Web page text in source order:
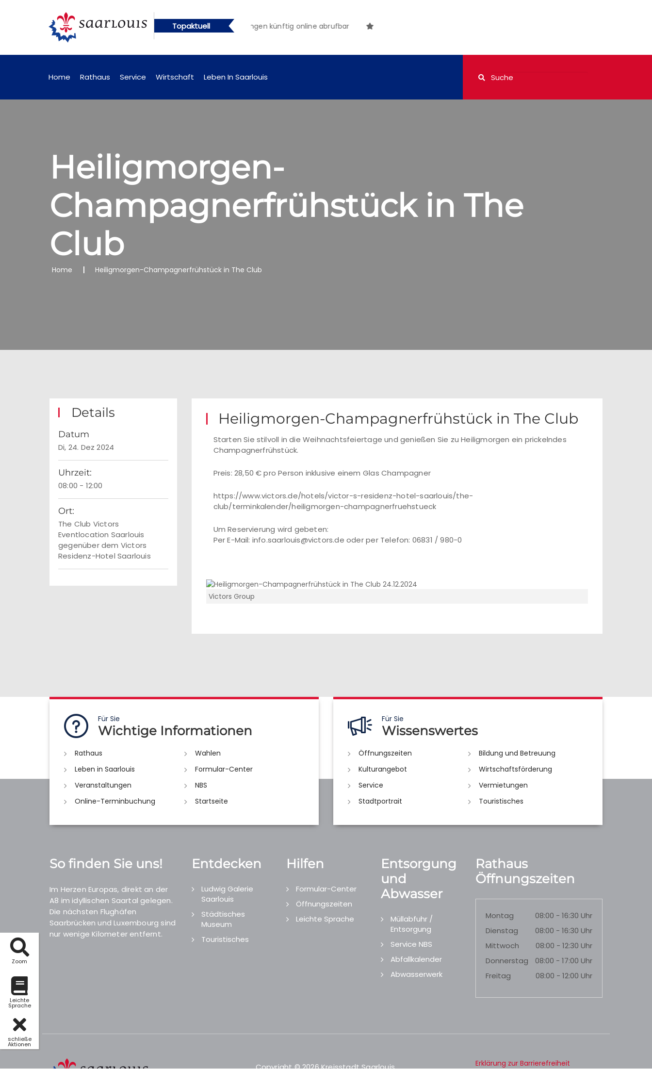
Zoom
Leichte
Sprache
schließe
Aktionen
Topaktuell
künftig online abrufbar Öffentliche Bekanntmachungen künftig online abrufbar
Home Rathaus Service Wirtschaft Leben In Saarlouis
Heiligmorgen-
Champagnerfrühstück in The
Club
Home Heiligmorgen-Champagnerfrühstück in The Club
Details
Datum
Di, 24. Dez 2024
Uhrzeit:
08:00 - 12:00
Ort:
The Club Victors
Eventlocation Saarlouis
gegenüber dem Victors
Residenz-Hotel Saarlouis
Heiligmorgen-Champagnerfrühstück in The Club
Starten Sie stilvoll in die Weihnachtsfeiertage und genießen Sie zu Heiligmorgen ein prickelndes
Champagnerfrühstück.
Preis: 28,50 € pro Person inklusive einem Glas Champagner
https://www.victors.de/hotels/victor-s-residenz-hotel-saarlouis/the-
club/terminkalender/heiligmorgen-champagnerfruehstueck
Um Reservierung wird gebeten:
Per E-Mail: info.saarlouis@victors.de oder per Telefon: 06831 / 980-0
Victors Group
Für Sie
Wichtige Informationen
Rathaus
Wahlen
Leben in Saarlouis
Formular-Center
Veranstaltungen
NBS
Online-Terminbuchung
Startseite
Für Sie
Wissenswertes
Öffnungszeiten
Bildung und Betreuung
Kulturangebot
Wirtschaftsförderung
Service
Vermietungen
Stadtportrait
Touristisches
So finden Sie uns!
Im Herzen Europas, direkt an der
A8 im idyllischen Saartal gelegen.
Die nächsten Flughäfen
Saarbrücken und Luxembourg sind
nur wenige Kilometer entfernt.
Entdecken
Ludwig Galerie
Saarlouis
Städtisches
Museum
Touristisches
Hilfen
Formular-Center
Öffnungszeiten
Leichte Sprache
Entsorgung
und
Abwasser
Müllabfuhr /
Entsorgung
Service NBS
Abfallkalender
Abwasserwerk
Rathaus
Öffnungszeiten
Montag
08:00 - 16:30 Uhr
Dienstag
08:00 - 16:30 Uhr
Mittwoch
08:00 - 12:30 Uhr
Donnerstag
08:00 - 17:00 Uhr
Freitag
08:00 - 12:00 Uhr
Copyright © 2026 Kreisstadt Saarlouis.
Erklärung zur Barrierefreiheit